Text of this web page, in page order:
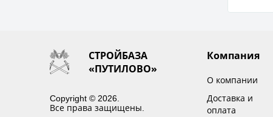
СТРОЙБАЗА
«ПУТИЛОВО»
Copyright © 2026.
Все права защищены.
Компания
О компании
Доставка и
оплата